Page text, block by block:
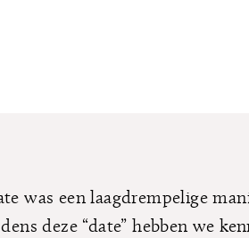
was een laagdrempelige
deze “date” hebben we